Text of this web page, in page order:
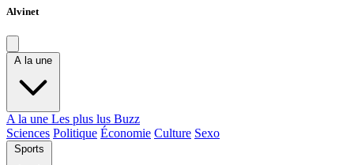
Alvinet
A la une
A la une Les plus lus Buzz
Sciences Politique Économie Culture Sexo
Sports